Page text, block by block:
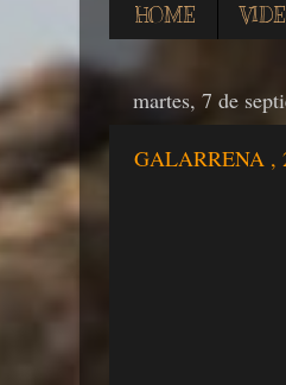
HOME
martes, 7 de
GALARRENA ,